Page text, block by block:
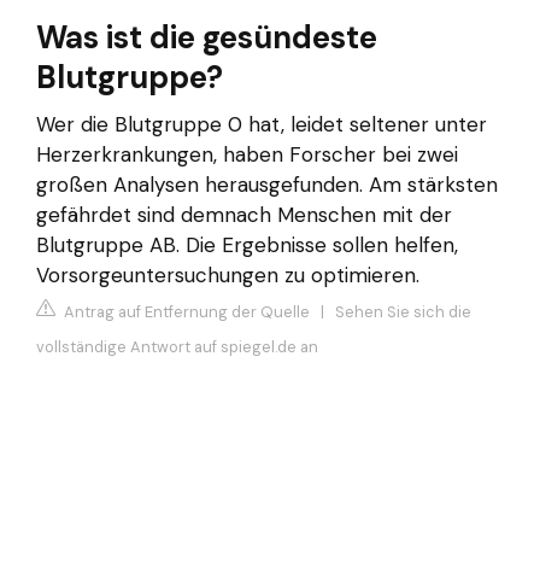
Was ist die gesündeste
Blutgruppe?
Wer die Blutgruppe 0 hat, leidet seltener unter
Herzerkrankungen, haben Forscher bei zwei
großen Analysen herausgefunden. Am stärksten
gefährdet sind demnach Menschen mit der
Blutgruppe AB. Die Ergebnisse sollen helfen,
Vorsorgeuntersuchungen zu optimieren.
Antrag auf Entfernung der Quelle | Sehen Sie sich die
vollständige Antwort auf spiegel.de an